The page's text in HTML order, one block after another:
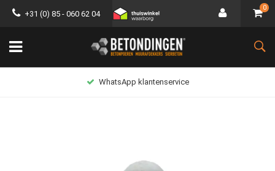
+31 (0) 85 - 060 62 04
0
WhatsApp klantenservice